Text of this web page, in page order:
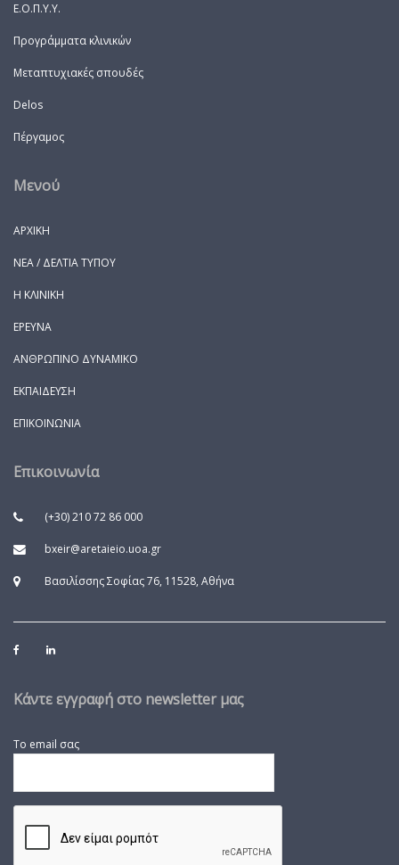
Ε.Ο.Π.Υ.Υ.
Προγράμματα κλινικών
Μεταπτυχιακές σπουδές
Delos
Πέργαμος
Μενού
ΑΡΧΙΚΗ
ΝΕΑ / ΔΕΛΤΙΑ ΤΥΠΟΥ
Η ΚΛΙΝΙΚΗ
ΕΡΕΥΝΑ
ΑΝΘΡΩΠΙΝΟ ΔΥΝΑΜΙΚΟ
ΕΚΠΑΙΔΕΥΣΗ
ΕΠΙΚΟΙΝΩΝΙΑ
Επικοινωνία
(+30) 210 72 86 000
bxeir@aretaieio.uoa.gr
Βασιλίσσης Σοφίας 76, 11528, Αθήνα
Κάντε εγγραφή στο newsletter μας
Το email σας